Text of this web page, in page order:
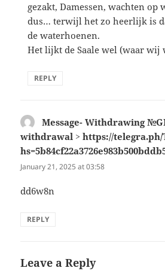
gezakt, Damessen, wachten op
dus… terwijl het zo heerlijk is
de waterhoenen.
Het lijkt de Saale wel (waar wij
REPLY
Message- Withdrawing
withdrawal > https://telegra.ph/
January 21, 2025 at 03:58
dd6w8n
REPLY
Leave a Reply